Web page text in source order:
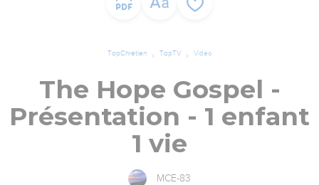
TopChrétien TopTV Vidéo
The Hope Gospel -
Présentation - 1 enfant
1 vie
MCE-83